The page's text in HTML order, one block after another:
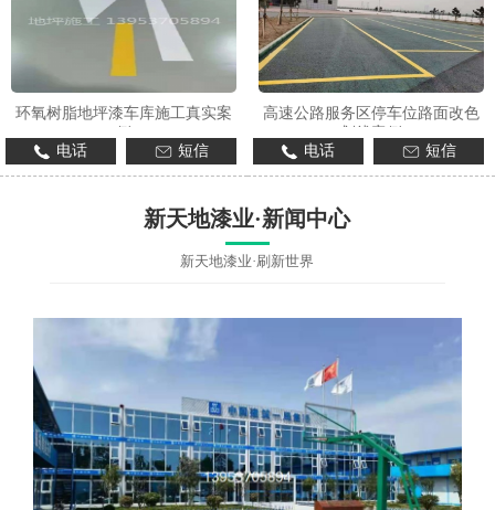
环氧树脂地坪漆车库施工真实案
电话
短信
高速公路服务区停车位路面改色
电话
短信
新天地漆业·新闻中心
新天地漆业·刷新世界